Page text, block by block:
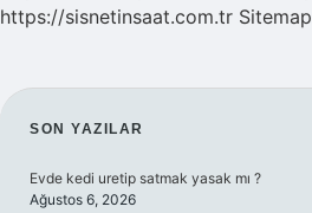
https://sisnetinsaat.com.tr Sitemap
SIDEBAR
SON YAZILAR
Evde kedi uretip satmak yasak mı ?
Ağustos 6, 2026